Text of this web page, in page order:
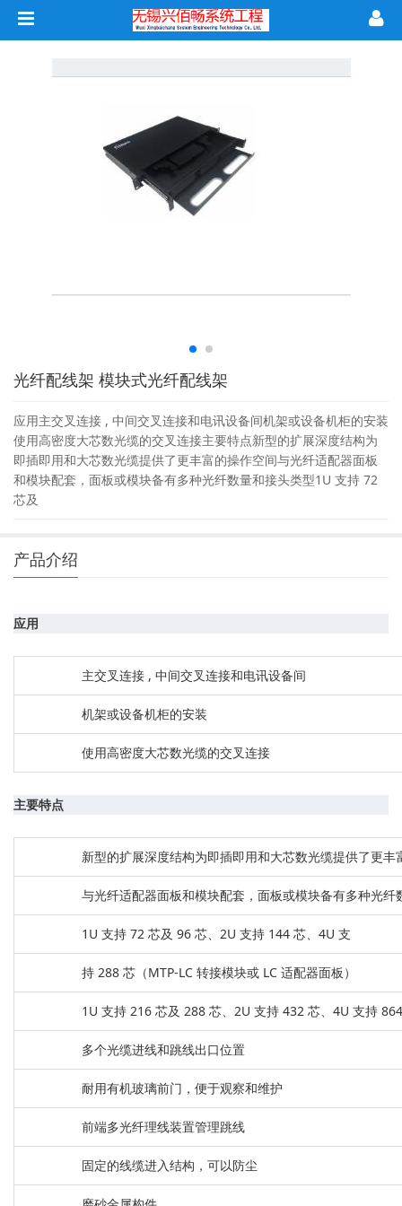
光纤配线架 模块式光纤配线架
应用主交叉连接 , 中间交叉连接和电讯设备间机架或设备机柜的安装
使用高密度大芯数光缆的交叉连接主要特点新型的扩展深度结构为
即插即用和大芯数光缆提供了更丰富的操作空间与光纤适配器面板
和模块配套，面板或模块备有多种光纤数量和接头类型1U 支持 72
芯及
产品介绍
应用
主交叉连接 , 中间交叉连接和电讯设备间
机架或设备机柜的安装
使用高密度大芯数光缆的交叉连接
主要特点
新型的扩展深度结构为即插即用和大芯数光缆提供了更丰
与光纤适配器面板和模块配套，面板或模块备有多种光纤
1U 支持 72 芯及 96 芯、2U 支持 144 芯、4U 支
持 288 芯（MTP-LC 转接模块或 LC 适配器面板）
1U 支持 216 芯及 288 芯、2U 支持 432 芯、4U 支持
多个光缆进线和跳线出口位置
耐用有机玻璃前门，便于观察和维护
前端多光纤理线装置管理跳线
固定的线缆进入结构，可以防尘